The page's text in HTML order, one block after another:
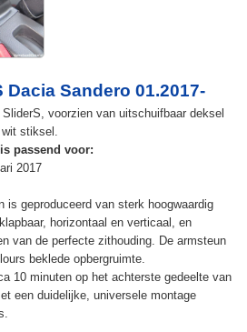
Sandero 01.2017-
voorzien van uitschuifbaar deksel
stiksel.
passend voor:
2017
is geproduceerd van sterk hoogwaardig
horizontaal en verticaal, en
van de perfecte zithouding. De armsteun
beklede opbergruimte.
10 minuten op het achterste gedeelte van
een duidelijke, universele montage